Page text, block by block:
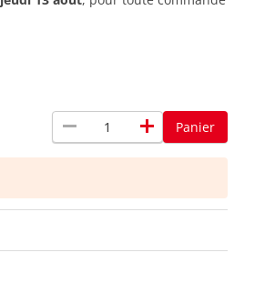
remove add Panier